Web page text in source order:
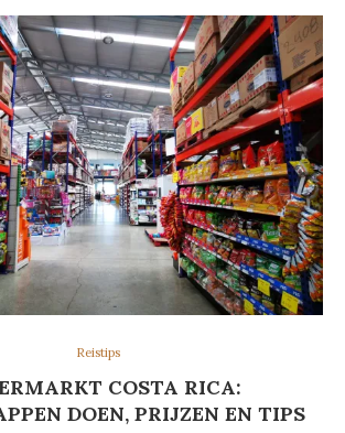
Reistips
COSTA RICA:
DOEN, PRIJZEN EN TIPS